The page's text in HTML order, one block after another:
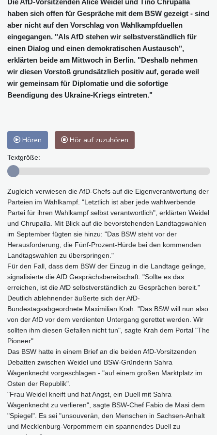
haben sich offen für Gespräche mit dem BSW gezeigt - sind
aber nicht auf den Vorschlag von Wahlkampfduellen
eingegangen. "Als AfD stehen wir selbstverständlich für
einen Dialog und einen demokratischen Austausch",
erklärten beide am Mittwoch in Berlin. "Deshalb nehmen
wir diesen Vorstoß grundsätzlich positiv auf, gerade weil
wir gemeinsam für Diplomatie und die sofortige
Beendigung des Ukraine-Kriegs eintreten."
Hören Hör auf zuzuhören
Textgröße:
Zugleich verwiesen die AfD-Chefs auf die Eigenverantwortung der
Parteien im Wahlkampf. "Letztlich ist aber jede wahlwerbende
Partei für ihren Wahlkampf selbst verantwortlich", erklärten Weidel
und Chrupalla. Mit Blick auf die bevorstehenden Landtagswahlen
im September fügten sie hinzu: "Das BSW steht vor der
Herausforderung, die Fünf-Prozent-Hürde bei den kommenden
Landtagswahlen zu überspringen."
Für den Fall, dass dem BSW der Einzug in die Landtage gelinge,
signalisierte die AfD Gesprächsbereitschaft. "Sollte es das
erreichen, ist die AfD selbstverständlich zu Gesprächen bereit."
Deutlich ablehnender äußerte sich der AfD-
Bundestagsabgeordnete Maximilian Krah. "Das BSW will nun also
von der AfD vor dem verdienten Untergang gerettet werden. Wir
sollten ihm diesen Gefallen nicht tun", sagte Krah dem Portal "The
Pioneer".
Das BSW hatte in einem Brief an die beiden AfD-Vorsitzenden
Debatten zwischen Weidel und BSW-Gründerin Sahra
Wagenknecht vorgeschlagen - "auf einem großen Marktplatz im
Osten der Republik".
"Frau Weidel kneift und hat Angst, ein Duell mit Sahra
Wagenknecht zu verlieren", sagte BSW-Chef Fabio de Masi dem
"Spiegel". Es sei "unsouverän, den Menschen in Sachsen-Anhalt
und Mecklenburg-Vorpommern ein spannendes Duell zu